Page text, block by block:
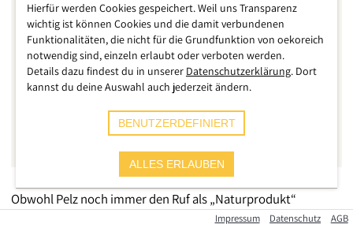
Obwohl Pelz noch immer den Ruf als „Naturprodukt“
genießt, ist er alles andere als natürlich. Bei seiner Erzeugung
Impressum Datenschutz AGB
Hierfür werden Cookies gespeichert. Weil uns Transparenz
wichtig ist können Cookies und die damit verbundenen
Funktionalitäten, die nicht für die Grundfunktion von oekoreich
notwendig sind, einzeln erlaubt oder verboten werden.
Details dazu findest du in unserer Datenschutzerklärung. Dort
kannst du deine Auswahl auch jederzeit ändern.
BENUTZERDEFINIERT
ALLES ERLAUBEN